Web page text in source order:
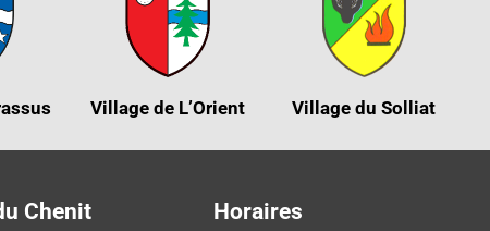
Village de L’Orient Village du Solliat
Chenit Horaires